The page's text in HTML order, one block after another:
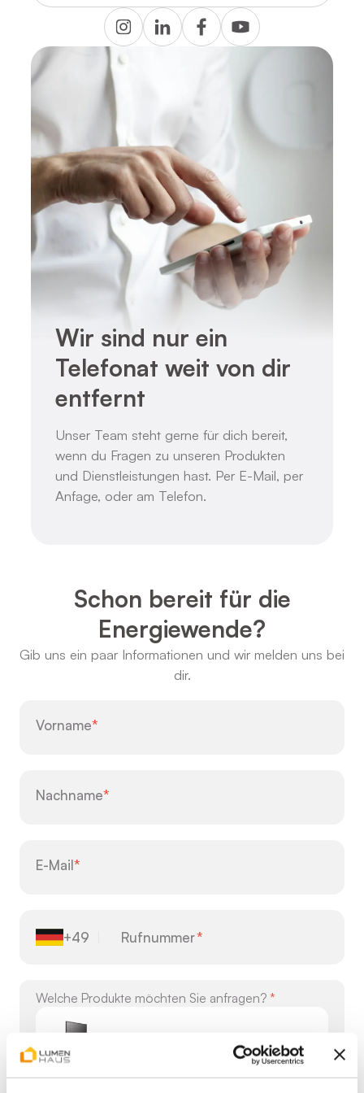
Wir sind nur ein
Telefonat weit von dir
entfernt
Unser Team steht gerne für dich bereit,
wenn du Fragen zu unseren Produkten
und Dienstleistungen hast. Per E-Mail, per
Anfage, oder am Telefon.
Schon bereit für die
Energiewende?
Gib uns ein paar Informationen und wir melden uns bei
dir.
Vorname
Nachname
E-Mail
Rufnummer*
+49
Welche Produkte möchten Sie anfragen?